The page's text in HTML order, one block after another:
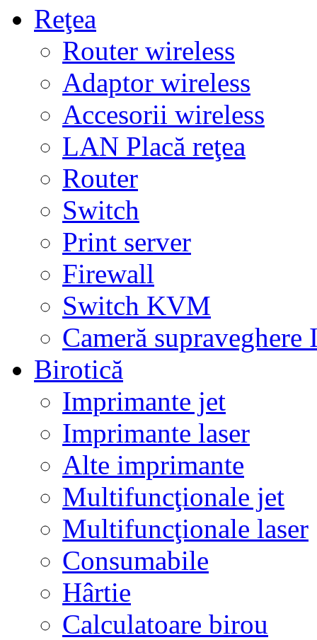
Reţea
Router wireless
Adaptor wireless
Accesorii wireless
LAN Placă reţea
Router
Switch
Print server
Firewall
Switch KVM
Cameră supraveghere
Birotică
Imprimante jet
Imprimante laser
Alte imprimante
Multifuncţionale jet
Multifuncţionale laser
Consumabile
Hârtie
Calculatoare birou